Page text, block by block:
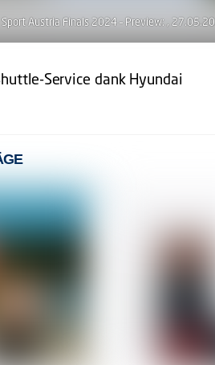
Sport Austria Finals 2024 – Preview: ,
Service dank Hyundai